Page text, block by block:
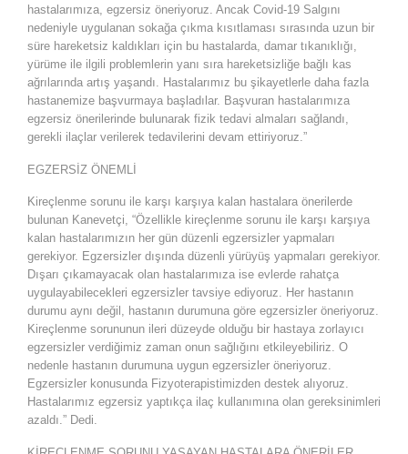
hastalarımıza, egzersiz öneriyoruz. Ancak Covid-19 Salgını
nedeniyle uygulanan sokağa çıkma kısıtlaması sırasında uzun bir
süre hareketsiz kaldıkları için bu hastalarda, damar tıkanıklığı,
yürüme ile ilgili problemlerin yanı sıra hareketsizliğe bağlı kas
ağrılarında artış yaşandı. Hastalarımız bu şikayetlerle daha fazla
hastanemize başvurmaya başladılar. Başvuran hastalarımıza
egzersiz önerilerinde bulunarak fizik tedavi almaları sağlandı,
gerekli ilaçlar verilerek tedavilerini devam ettiriyoruz.”
EGZERSİZ ÖNEMLİ
Kireçlenme sorunu ile karşı karşıya kalan hastalara önerilerde
bulunan Kanevetçi, “Özellikle kireçlenme sorunu ile karşı karşıya
kalan hastalarımızın her gün düzenli egzersizler yapmaları
gerekiyor. Egzersizler dışında düzenli yürüyüş yapmaları gerekiyor.
Dışarı çıkamayacak olan hastalarımıza ise evlerde rahatça
uygulayabilecekleri egzersizler tavsiye ediyoruz. Her hastanın
durumu aynı değil, hastanın durumuna göre egzersizler öneriyoruz.
Kireçlenme sorununun ileri düzeyde olduğu bir hastaya zorlayıcı
egzersizler verdiğimiz zaman onun sağlığını etkileyebiliriz. O
nedenle hastanın durumuna uygun egzersizler öneriyoruz.
Egzersizler konusunda Fizyoterapistimizden destek alıyoruz.
Hastalarımız egzersiz yaptıkça ilaç kullanımına olan gereksinimleri
azaldı.” Dedi.